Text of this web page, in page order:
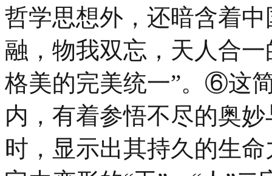
哲学思想外，还暗含着
融，物我双忘，天人合
格美的完美统一”。⑥这
内，有着参悟不尽的奥
时，显示出其持久的生